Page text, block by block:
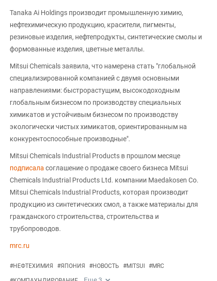
Tanaka Ai Holdings производит промышленную химию,
нефтехимическую продукцию, красители, пигменты,
резиновые изделия, нефтепродукты, синтетические смолы и
формованные изделия, цветные металлы.
Mitsui Chemicals заявила, что намерена стать "глобальной
специализированной компанией с двумя основными
направлениями: быстрорастущим, высокодоходным
глобальным бизнесом по производству специальных
химикатов и устойчивым бизнесом по производству
экологически чистых химикатов, ориентированным на
конкурентоспособные производные".
Mitsui Chemicals Industrial Products в прошлом месяце
подписала соглашение о продаже своего бизнеса Mitsui
Chemicals Industrial Products Ltd. компании Maedakosen Co.
Mitsui Chemicals Industrial Products, которая производит
продукцию из синтетических смол, а также материалы для
гражданского строительства, строительства и
трубопроводов.
mrc.ru
#НЕФТЕХИМИЯ #ЯПОНИЯ #НОВОСТЬ #MITSUI #MRC